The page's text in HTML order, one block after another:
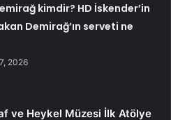
kimdir? HD İskender’in
Demirağ’ın serveti ne
2026
ve Heykel Müzesi İlk Atölye